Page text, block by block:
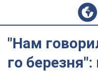
"Нам
го